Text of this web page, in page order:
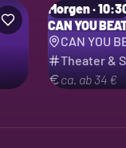
Morgen ·
CAN YOU
CAN YOU
Theater &
ca. ab 34 €